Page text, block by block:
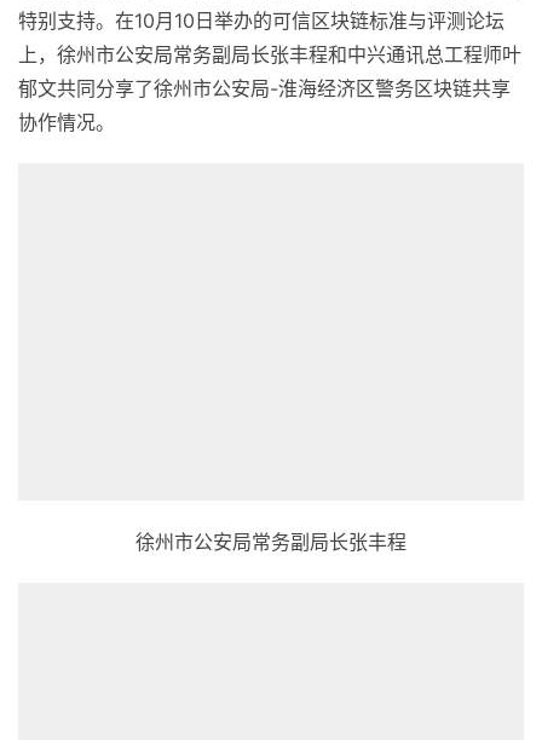
特别支持。在10月10日举办的可信区块链标准与评测论坛
上，徐州市公安局常务副局长张丰程和中兴通讯总工程师叶
郁文共同分享了徐州市公安局-淮海经济区警务区块链共享
协作情况。
徐州市公安局常务副局长张丰程